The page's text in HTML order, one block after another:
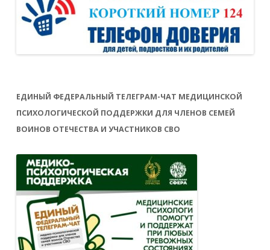
ЕДИНЫЙ ФЕДЕРАЛЬНЫЙ ТЕЛЕГРАМ-ЧАТ МЕДИЦИНСКОЙ
ПСИХОЛОГИЧЕСКОЙ ПОДДЕРЖКИ ДЛЯ ЧЛЕНОВ СЕМЕЙ
ВОИНОВ ОТЕЧЕСТВА И УЧАСТНИКОВ СВО